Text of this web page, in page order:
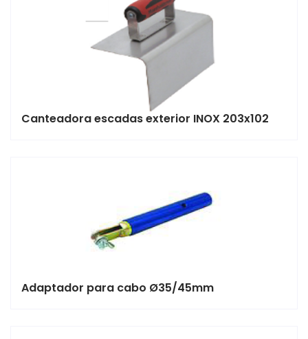
Canteadora escadas exterior INOX 203x102
Adaptador para cabo Ø35/45mm